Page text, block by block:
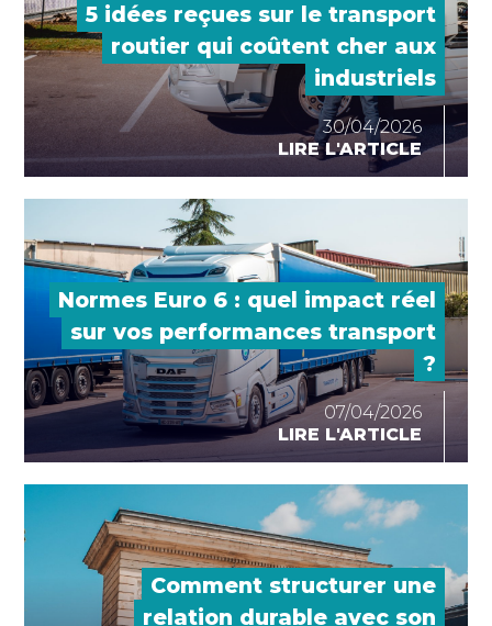
5 idées reçues sur le transport
routier qui coûtent cher aux
industriels
30/04/2026
LIRE L'ARTICLE
Normes Euro 6 : quel impact réel
sur vos performances transport
?
07/04/2026
LIRE L'ARTICLE
Comment structurer une
relation durable avec son